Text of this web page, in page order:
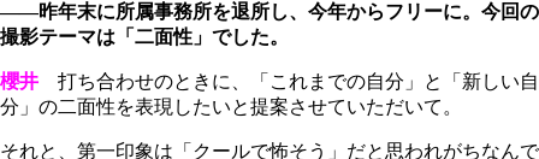
――昨年末に所属事務所を退所し、今年からフリーに。今回の
撮影テーマは「二面性」でした。
櫻井 打ち合わせのときに、「これまでの自分」と「新しい自
分」の二面性を表現したいと提案させていただいて。
それと、第一印象は「クールで怖そう」だと思われがちなんで